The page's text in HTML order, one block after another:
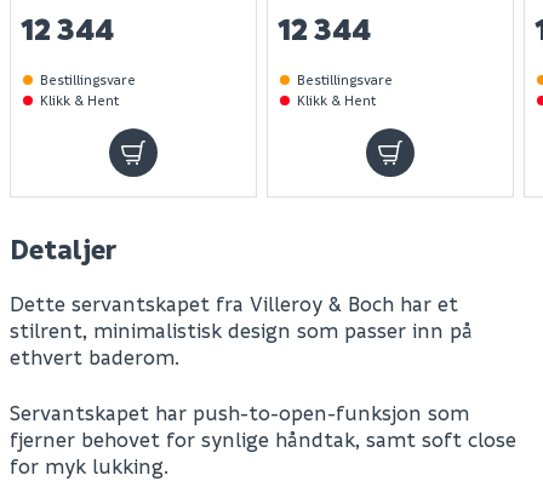
12 344
Bestillingsvare
Klikk & Hent
12 344
Bestillingsvare
Klikk & Hent
Detaljer
Dette servantskapet fra Villeroy & Boch har et
stilrent, minimalistisk design som passer inn på
ethvert baderom.
Servantskapet har push-to-open-funksjon som
fjerner behovet for synlige håndtak, samt soft close
for myk lukking.